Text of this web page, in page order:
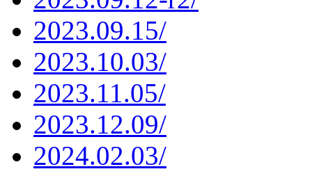
2023.09.15/
2023.10.03/
2023.11.05/
2023.12.09/
2024.02.03/